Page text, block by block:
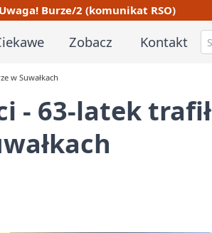
Uwaga! Burze/2 (komunikat RSO)
Zobacz Kontakt
w Suwałkach
- 63-latek trafił